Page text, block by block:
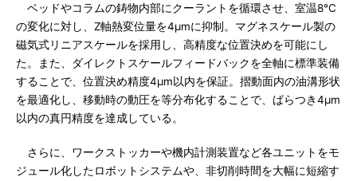
ベッドやコラムの鋳物内部にクーラントを循環させ、室温8℃
の変化に対し、Z軸熱変位量を4μmに抑制。マグネスケール製の
磁気式リニアスケールを採用し、高精度な位置決めを可能にし
た。また、ダイレクトスケールフィードバックを全軸に標準装備
することで、位置決め精度4μm以内を保証。摺動面内の油溝形状
を最適化し、移動時の動圧を等分布化することで、ばらつき4μm
以内の真円精度を達成している。
さらに、ワークストッカーや機内計測装置など各ユニットをモ
ジュール化したロボットシステムや、非切削時間を大幅に短縮す